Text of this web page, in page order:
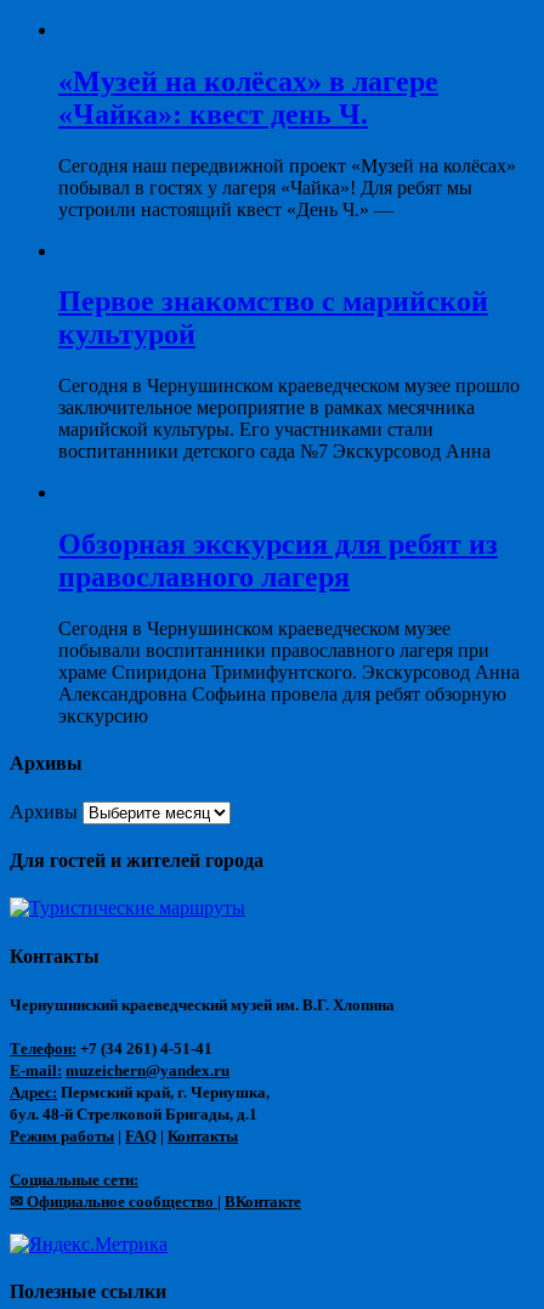
«Музей на колёсах» в лагере
«Чайка»: квест день Ч.
Сегодня наш передвижной проект «Музей на колёсах»
побывал в гостях у лагеря «Чайка»! Для ребят мы
устроили настоящий квест «День Ч.» —
Первое знакомство с марийской
культурой
Сегодня в Чернушинском краеведческом музее прошло
заключительное мероприятие в рамках месячника
марийской культуры. Его участниками стали
воспитанники детского сада №7 Экскурсовод Анна
Обзорная экскурсия для ребят из
православного лагеря
Сегодня в Чернушинском краеведческом музее
побывали воспитанники православного лагеря при
храме Спиридона Тримифунтского. Экскурсовод Анна
Александровна Софьина провела для ребят обзорную
экскурсию
Архивы
Архивы
Для гостей и жителей города
Контакты
Чернушинский краеведческий музей им. В.Г. Хлопина
Телефон: +7 (34 261) 4-51-41
E-mail: muzeichern@yandex.ru
Адрес: Пермский край, г. Чернушка,
бул. 48-й Стрелковой Бригады, д.1
Режим работы | FAQ | Контакты
Социальные сети:
✉ Официальное сообщество | ВКонтакте
Полезные ссылки